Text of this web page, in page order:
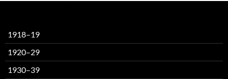
1918–19
1920–29
1930–39